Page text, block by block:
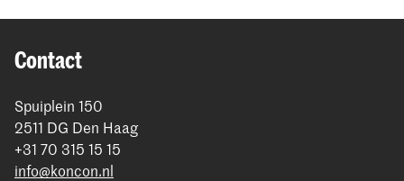
Contact
Spuiplein 150
2511 DG Den Haag
+31 70 315 15 15
info@koncon.nl